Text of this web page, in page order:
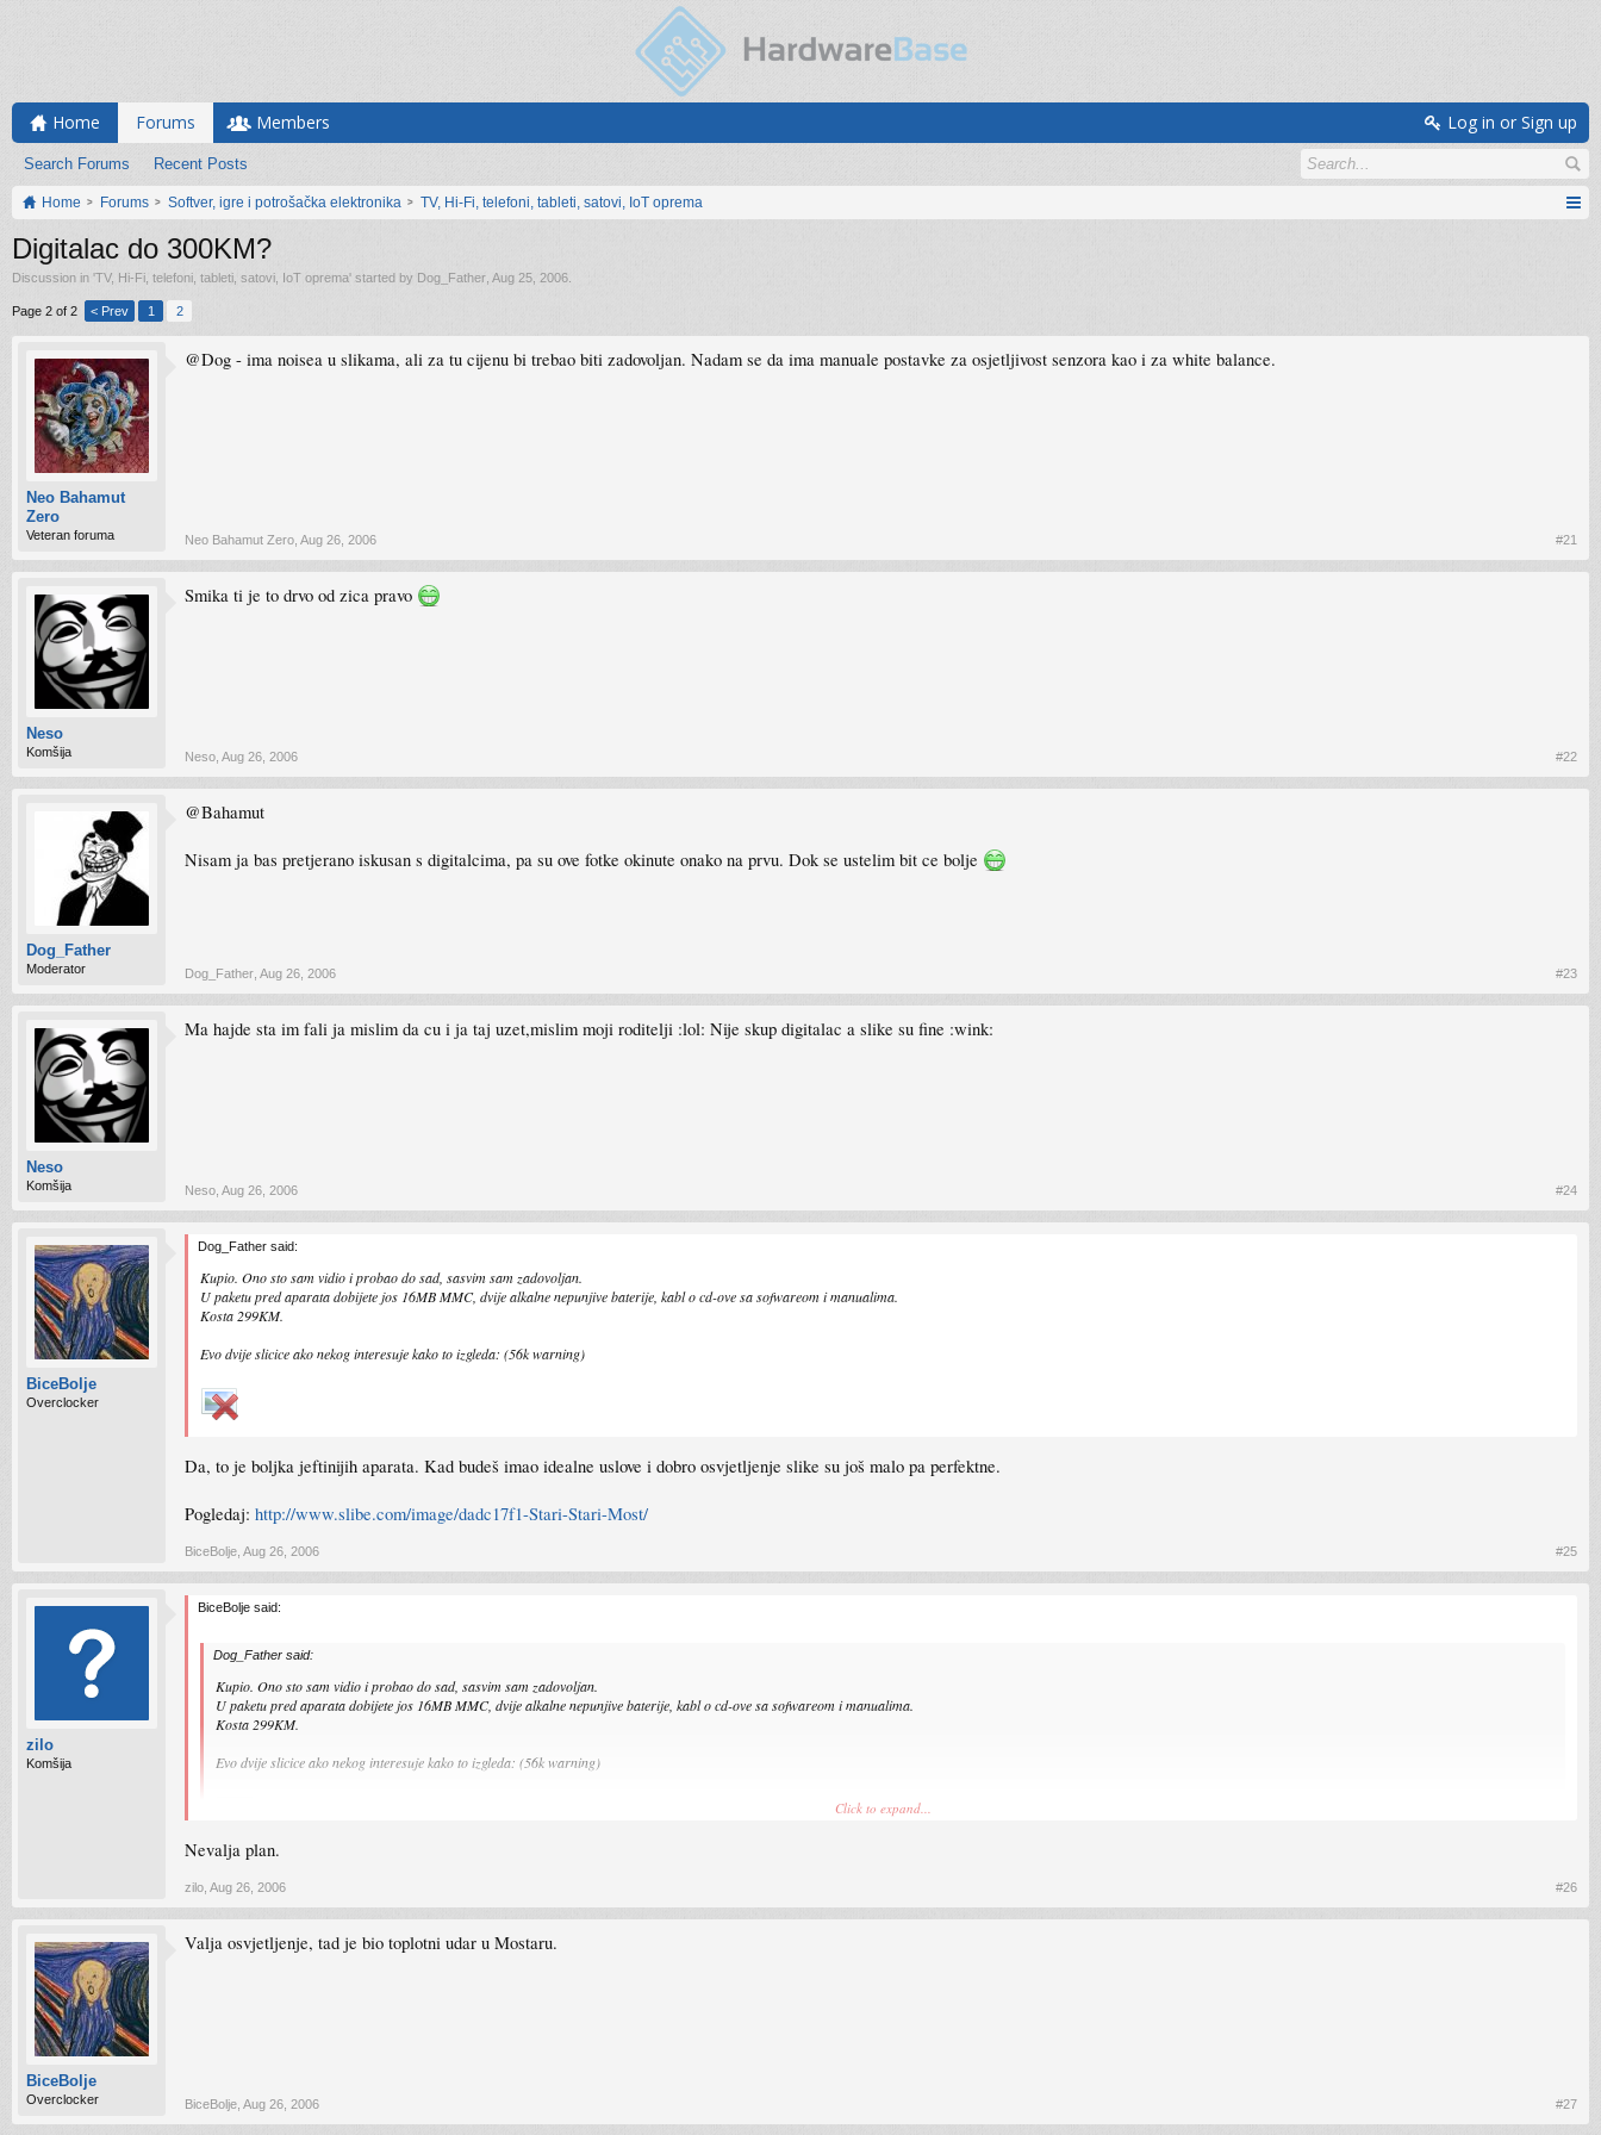
Home Forums
Search Forums Recent Posts
Members Log in or Sign up
Home Forums Softver, igre i potrošačka elektronika TV, Hi-Fi, telefoni, tableti, satovi, IoT oprema
Digitalac do 300KM?
Discussion in 'TV, Hi-Fi, telefoni, tableti, satovi, IoT oprema' started by Dog_Father Aug 25, 2006
Page 2 of 2 < Prev 1 2
Neo Bahamut
Zero
Veteran foruma
@Dog - ima noisea u slikama, ali za tu cijenu bi trebao biti zadovoljan. Nadam se da ima manuale postavke za osjetljivost senzora kao i za white balance.
Neo Bahamut Zero Aug 26, 2006 #21
Neso
Komšija
Smika ti je to drvo od zica pravo
Neso Aug 26, 2006 #22
Dog_Father
Moderator
@Bahamut
Nisam ja bas pretjerano iskusan s digitalcima, pa su ove fotke okinute onako na prvu. Dok se ustelim bit ce bolje
Dog_Father Aug 26, 2006 #23
Neso
Komšija
Ma hajde sta im fali ja mislim da cu i ja taj uzet,mislim moji roditelji :lol: Nije skup digitalac a slike su fine :wink:
Neso Aug 26, 2006 #24
BiceBolje
Overclocker
Dog_Father said:
Kupio. Ono sto sam vidio i probao do sad, sasvim sam zadovoljan.
U paketu pred aparata dobijete jos 16MB MMC, dvije alkalne nepunjive baterije, kabl o cd-ove sa sofwareom i manualima.
Kosta 299KM.
Evo dvije slicice ako nekog interesuje kako to izgleda: (56k warning)
Da, to je boljka jeftinijih aparata. Kad budeš imao idealne uslove i dobro osvjetljenje slike su još malo pa perfektne.
Pogledaj: http://www.slibe.com/image/dadc17f1-Stari-Stari-Most/
BiceBolje Aug 26, 2006 #25
zilo
Komšija
BiceBolje said:
Dog_Father said:
Kupio. Ono sto sam vidio i probao do sad, sasvim sam zadovoljan.
U paketu pred aparata dobijete jos 16MB MMC, dvije alkalne nepunjive baterije, kabl o cd-ove sa sofwareom i manualima.
Kosta 299KM.
Evo dvije slicice ako nekog interesuje kako to izgleda: (56k warning)
Pogledaj:http://www.slibe.com/image/dadc17f1-Stari-Stari-Most/
Click to expand...
Nevalja plan.
zilo Aug 26, 2006 #26
BiceBolje
Overclocker
Valja osvjetljenje, tad je bio toplotni udar u Mostaru.
BiceBolje Aug 26, 2006 #27